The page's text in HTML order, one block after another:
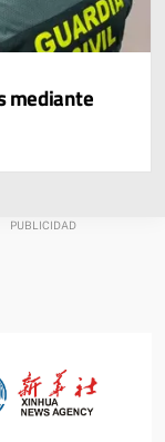
mediante